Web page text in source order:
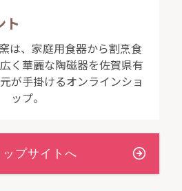
ト
は、家庭用食器から割烹食
く華麗な陶磁器を佐賀県有
が手掛けるオンラインショ
ップ。